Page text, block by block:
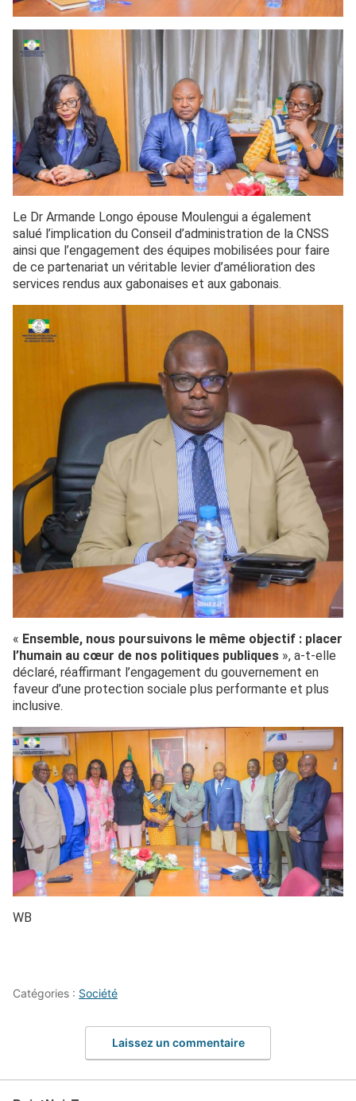
Le Dr Armande Longo épouse Moulengui a également
salué l’implication du Conseil d’administration de la CNSS
ainsi que l’engagement des équipes mobilisées pour faire
de ce partenariat un véritable levier d’amélioration des
services rendus aux gabonaises et aux gabonais.
« Ensemble, nous poursuivons le même objectif : placer
l’humain au cœur de nos politiques publiques », a-t-elle
déclaré, réaffirmant l’engagement du gouvernement en
faveur d’une protection sociale plus performante et plus
inclusive.
WB
Catégories : Société
Laissez un commentaire